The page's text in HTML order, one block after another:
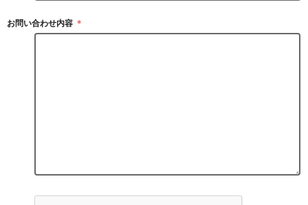
お問い合わせ内容 ＊